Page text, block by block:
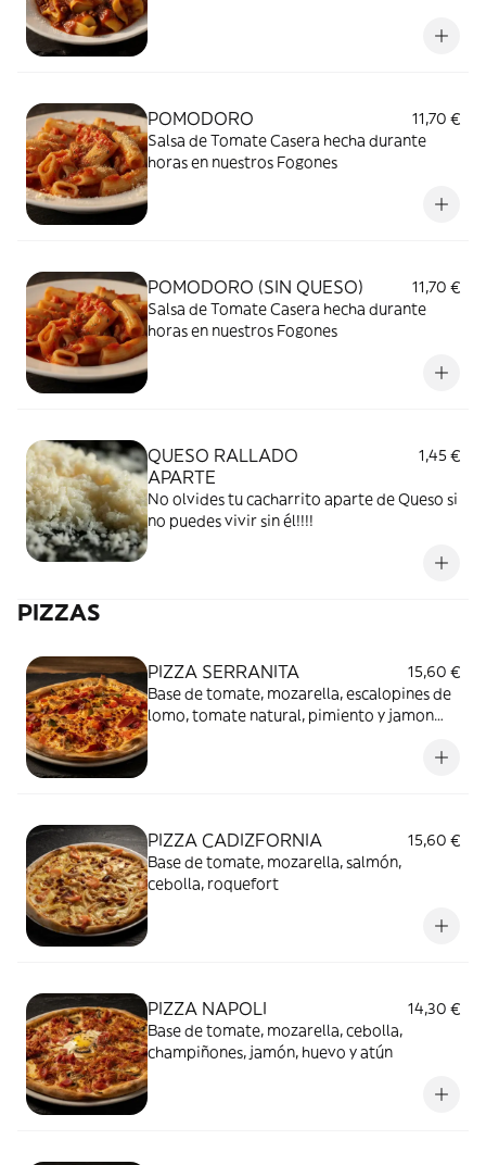
POMODORO
11,70 €
Salsa de Tomate Casera hecha durante
horas en nuestros Fogones
POMODORO (SIN QUESO)
11,70 €
Salsa de Tomate Casera hecha durante
horas en nuestros Fogones
QUESO RALLADO
APARTE
1,45 €
No olvides tu cacharrito aparte de Queso si
no puedes vivir sin él!!!!
PIZZAS
PIZZA SERRANITA
15,60 €
Base de tomate, mozarella, escalopines de
lomo, tomate natural, pimiento y jamon
PIZZA CADIZFORNIA
15,60 €
Base de tomate, mozarella, salmón,
cebolla, roquefort
PIZZA NAPOLI
14,30 €
Base de tomate, mozarella, cebolla,
champiñones, jamón, huevo y atún